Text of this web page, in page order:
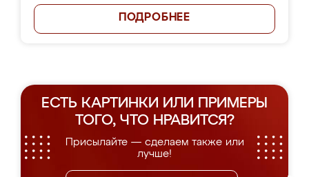
ПОДРОБНЕЕ
ЕСТЬ КАРТИНКИ ИЛИ ПРИМЕРЫ
ТОГО, ЧТО НРАВИТСЯ?
Присылайте — сделаем также или
лучше!